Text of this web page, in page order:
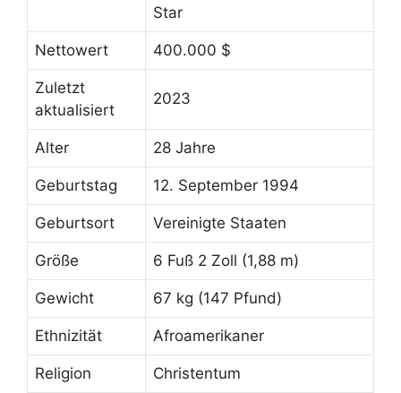
Star
Nettowert 400.000 $
Zuletzt
aktualisiert
2023
Alter 28 Jahre
Geburtstag 12. September 1994
Geburtsort Vereinigte Staaten
Größe 6 Fuß 2 Zoll (1,88 m)
Gewicht 67 kg (147 Pfund)
Ethnizität Afroamerikaner
Religion Christentum